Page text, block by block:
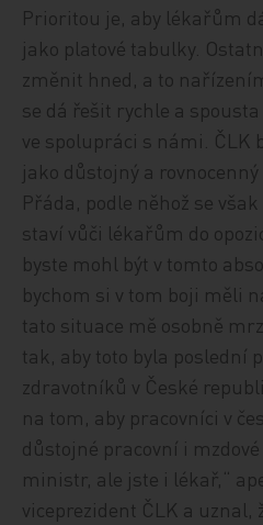
Prioritou je, aby lékařům
jako platové tabulky.
změnit hned, a to
se dá řešit rychle a
ve spolupráci s námi. ČLK
jako důstojný a
Přáda, podle něhož se
staví vůči lékařům do
byste mohl být v tomto
bychom si v tom boji měli
tato situace mě osobně
tak, aby toto byla poslední
zdravotníků v České
na tom, aby pracovníci v
důstojné pracovní i
ministr, ale jste i lékař,“
viceprezident ČLK a